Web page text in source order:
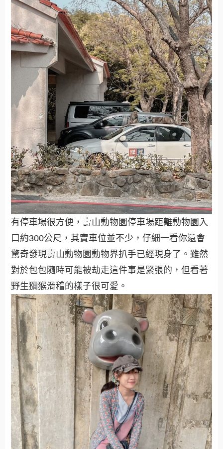
有停車場很方便，壽山動物園停車場距離動物園入
口約300公尺，其實車位並不少，仔細一看你還會
驚奇發現壽山動物園動物界扒手已經現身了。雖然
對於包包隨時可能被劫走這件事是緊張的，但看著
野生獼猴滑稽的樣子很可愛。